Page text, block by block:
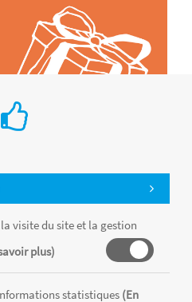
visite du site et la gestion
plus)
statistiques (En
la limite des stocks disponibles de